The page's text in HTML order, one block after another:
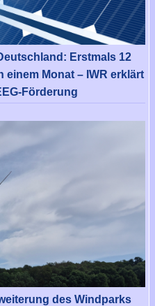
Erstmals 12
einem Monat – IWR erklärt
Förderung
des Windparks